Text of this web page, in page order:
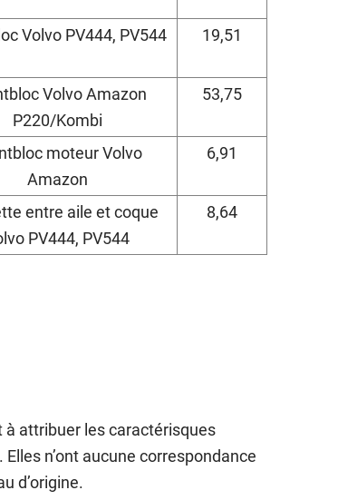
Volvo PV444, PV544 19,51
Volvo Amazon
P220/Kombi
53,75
moteur Volvo
Amazon
6,91
entre aile et coque
PV444, PV544
8,64
à attribuer les caractérisques
n’ont aucune correspondance
d’origine.